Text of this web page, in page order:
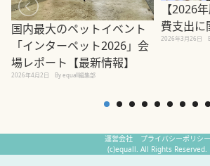
国内最大のペットイベント
「インターペット2026」会
場レポート【最新情報】
2026年4月2日 By equall編集部
【2026
費支出に
2026年3月26日
運営会社
プライバシーポリシー
(c)equall. All Rights Reserved.